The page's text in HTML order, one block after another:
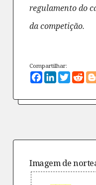
regulamento do
da competição.
Compartilhar:
Facebook
LinkedIn
Imagem de